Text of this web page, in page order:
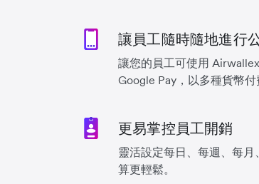
讓員工隨時隨地進行
讓您的員工可使用 Airwallex
Google Pay，以多種貨幣付
更易掌控員工開銷
靈活設定每日、每週、每
算更輕鬆。